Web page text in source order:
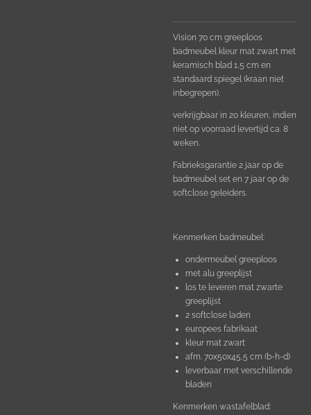
Vision 70 cm greeploos
badmeubel kleur mat zwart met
keramisch blad 1,5 cm en
standaard spiegel (kraan niet
inbegrepen).
verkrijgbaar in 20 kleuren, indien
niet op voorraad levertijd ca. 8
weken.
Fabrieksgarantie 2 jaar op de
badmeubel set en 7 jaar op de
softclose geleiders.
Kenmerken badmeubel:
ondermeubel greeploos
met alu greeplijst
los te leveren mat zwarte
greeplijst
2 softclose laden
europees fabrikaat
kleur mat zwart
afm. 70x50x45,5 cm (b-h-d)
leverbaar met verschillende
bladen
Kenmerken wastafelblad: